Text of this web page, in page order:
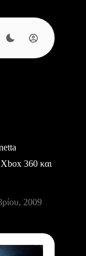
Xbox 360 και
2009